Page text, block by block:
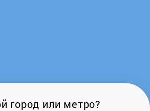
город или метро?